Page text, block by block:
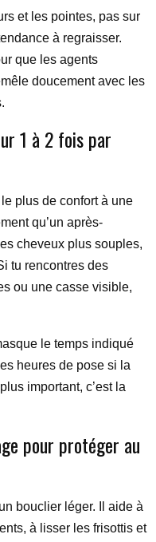
et les pointes, pas sur
à regraisser.
que les agents
doucement avec les
1 à 2 fois par
plus de confort à une
qu’un après-
cheveux plus souples,
tu rencontres des
ou une casse visible,
le temps indiqué
heures de pose si la
important, c’est la
pour protéger au
bouclier léger. Il aide à
à lisser les frisottis et